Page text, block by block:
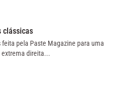
clássicas
pela Paste Magazine para uma
extrema direita...